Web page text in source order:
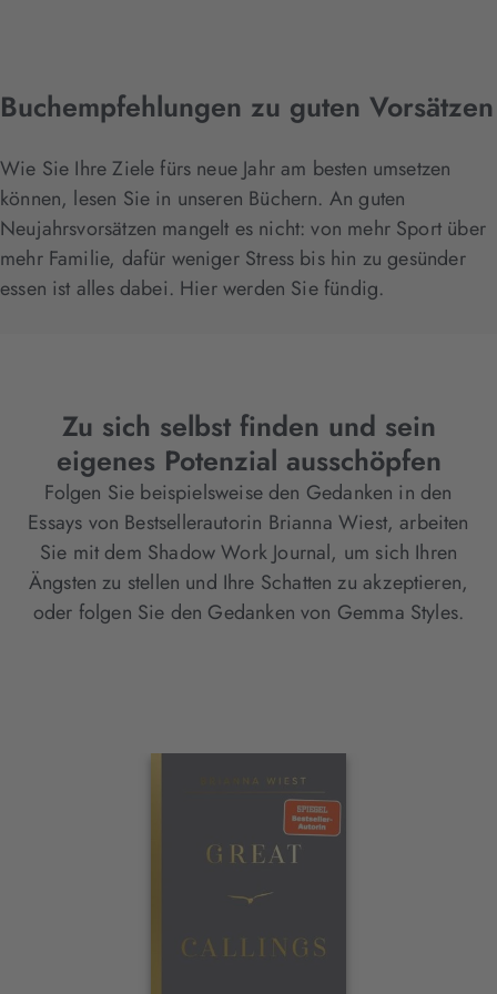
Buchempfehlungen zu guten Vorsätzen
Wie Sie Ihre Ziele fürs neue Jahr am besten umsetzen
können, lesen Sie in unseren Büchern. An guten
Neujahrsvorsätzen mangelt es nicht: von mehr Sport über
mehr Familie, dafür weniger Stress bis hin zu gesünder
essen ist alles dabei. Hier werden Sie fündig.
Zu sich selbst finden und sein
eigenes Potenzial ausschöpfen
Folgen Sie beispielsweise den Gedanken in den
Essays von Bestsellerautorin Brianna Wiest, arbeiten
Sie mit dem Shadow Work Journal, um sich Ihren
Ängsten zu stellen und Ihre Schatten zu akzeptieren,
oder folgen Sie den Gedanken von Gemma Styles.